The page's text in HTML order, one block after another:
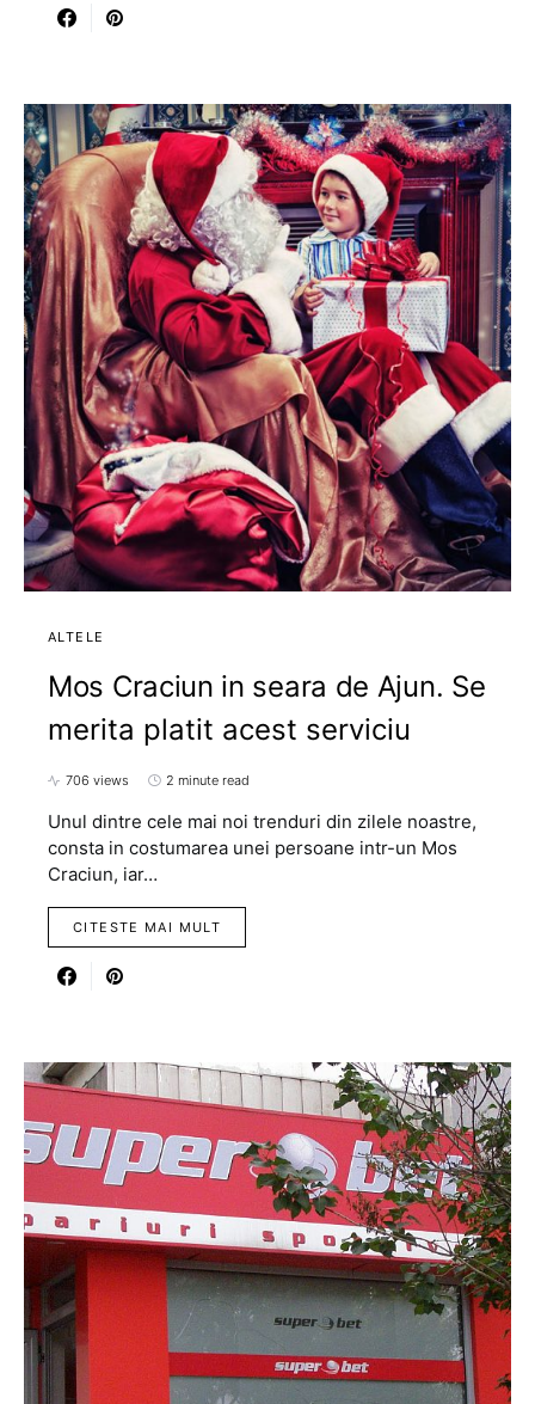
ALTELE
Mos Craciun in seara de Ajun. Se
merita platit acest serviciu
706 views 2 minute read
Unul dintre cele mai noi trenduri din zilele noastre,
consta in costumarea unei persoane intr-un Mos
Craciun, iar…
CITESTE MAI MULT